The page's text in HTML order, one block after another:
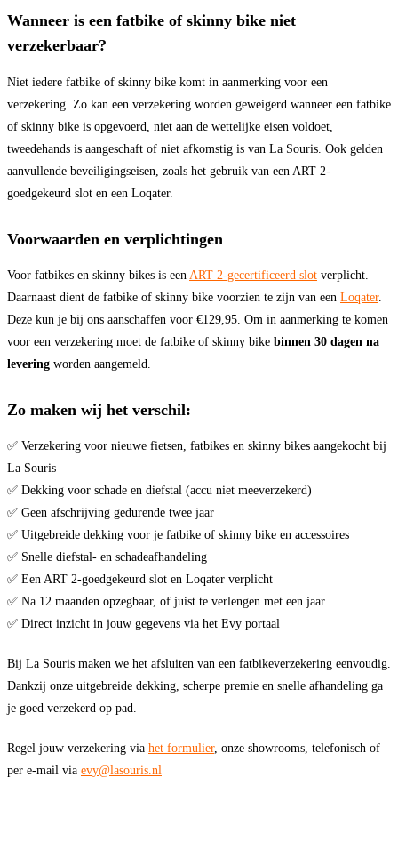
Wanneer is een fatbike of skinny bike niet
verzekerbaar?
Niet iedere fatbike of skinny bike komt in aanmerking voor een
verzekering. Zo kan een verzekering worden geweigerd wanneer een fatbike
of skinny bike is opgevoerd, niet aan de wettelijke eisen voldoet,
tweedehands is aangeschaft of niet afkomstig is van La Souris. Ook gelden
aanvullende beveiligingseisen, zoals het gebruik van een ART 2-
goedgekeurd slot en een Loqater.
Voorwaarden en verplichtingen
Voor fatbikes en skinny bikes is een ART 2-gecertificeerd slot verplicht.
Daarnaast dient de fatbike of skinny bike voorzien te zijn van een Loqater.
Deze kun je bij ons aanschaffen voor €129,95. Om in aanmerking te komen
voor een verzekering moet de fatbike of skinny bike binnen 30 dagen na
levering worden aangemeld.
Zo maken wij het verschil:
✅ Verzekering voor nieuwe fietsen, fatbikes en skinny bikes aangekocht bij
La Souris
✅ Dekking voor schade en diefstal (accu niet meeverzekerd)
✅ Geen afschrijving gedurende twee jaar
✅ Uitgebreide dekking voor je fatbike of skinny bike en accessoires
✅ Snelle diefstal- en schadeafhandeling
✅ Een ART 2-goedgekeurd slot en Loqater verplicht
✅ Na 12 maanden opzegbaar, of juist te verlengen met een jaar.
✅ Direct inzicht in jouw gegevens via het Evy portaal
Bij La Souris maken we het afsluiten van een fatbikeverzekering eenvoudig.
Dankzij onze uitgebreide dekking, scherpe premie en snelle afhandeling ga
je goed verzekerd op pad.
Regel jouw verzekering via het formulier, onze showrooms, telefonisch of
per e-mail via evy@lasouris.nl